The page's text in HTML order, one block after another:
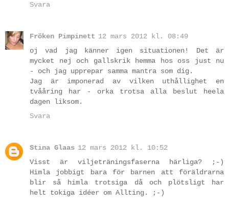
Svara
Fröken Pimpinett 12 mars 2012 kl. 08:49
oj vad jag känner igen situationen! Det är
mycket nej och gallskrik hemma hos oss just nu
- och jag upprepar samma mantra som dig.
Jag är imponerad av vilken uthållighet en
tvååring har - orka trotsa alla beslut heela
dagen liksom.
Svara
Stina Glaas 12 mars 2012 kl. 10:52
Visst är viljeträningsfaserna härliga? ;-)
Himla jobbigt bara för barnen att föräldrarna
blir så himla trotsiga då och plötsligt har
helt tokiga idéer om Allting. ;-)